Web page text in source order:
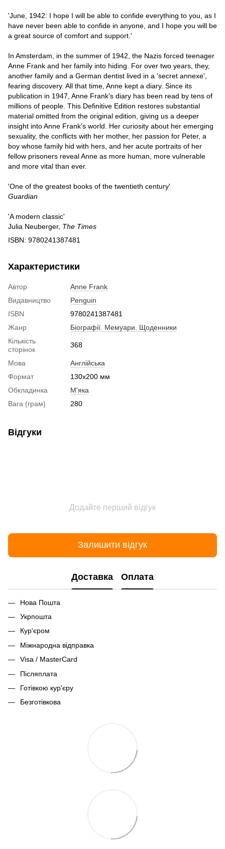
'June, 1942: I hope I will be able to confide everything to you, as I
have never been able to confide in anyone, and I hope you will be
a great source of comfort and support.'
In Amsterdam, in the summer of 1942, the Nazis forced teenager
Anne Frank and her family into hiding. For over two years, they,
another family and a German dentist lived in a 'secret annexe',
fearing discovery. All that time, Anne kept a diary. Since its
publication in 1947, Anne Frank's diary has been read by tens of
millions of people. This Definitive Edition restores substantial
material omitted from the original edition, giving us a deeper
insight into Anne Frank's world. Her curiosity about her emerging
sexuality, the conflicts with her mother, her passion for Peter, a
boy whose family hid with hers, and her acute portraits of her
fellow prisoners reveal Anne as more human, more vulnerable
and more vital than ever.
'One of the greatest books of the twentieth century'
Guardian
'A modern classic'
Julia Neuberger, The Times
ISBN: 9780241387481
Характеристики
Автор
Anne Frank
Видавництво
Penguin
ISBN
9780241387481
Жанр
Біографії. Мемуари. Щоденники
Кількість
сторінок
368
Мова
Англійська
Формат
130x200 мм
Обкладинка
М'яка
Вага (грам)
280
Відгуки
Додайте перший відгук
Залишити відгук
Доставка Оплата
Нова Пошта
Укрпошта
Кур'єром
Міжнародна відправка
Visa / MasterCard
Післяплата
Готівкою кур'єру
Безготівкова